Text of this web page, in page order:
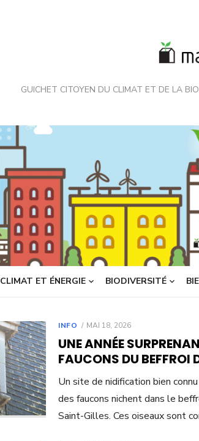
GUICHET CITOYEN DU CLIMAT ET DE LA
CLIMAT ET ÉNERGIE BIODIVERSITÉ
INFO
POSTED
MAI 18, 2026
UNE ANNÉE
FAUCONS DU BEFFROI
Un site de nidification bien
des faucons nichent dans le
Saint-Gilles. Ces oiseaux sont